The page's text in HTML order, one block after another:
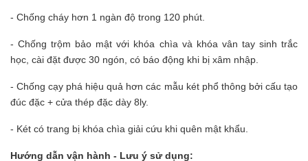
- Chống cháy hơn 1 ngàn độ trong 120 phút.
- Chống trộm bảo mật với khóa chìa và khóa vân tay sinh trắc
học, cài đặt được 30 ngón, có báo động khi bị xâm nhập.
- Chống cạy phá hiệu quả hơn các mẫu két phổ thông bởi cấu tạo
đúc đặc + cửa thép đặc dày 8ly.
- Két có trang bị khóa chìa giải cứu khi quên mật khẩu.
Hướng dẫn vận hành - Lưu ý sử dụng: